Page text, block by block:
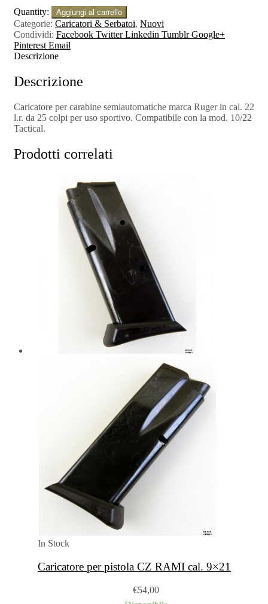
Quantity: Aggiungi al carrello
Categorie: Caricatori & Serbatoi, Nuovi
Condividi: Facebook Twitter Linkedin Tumblr Google+
Pinterest Email
Descrizione
Descrizione
Caricatore per carabine semiautomatiche marca Ruger in cal. 22
l.r. da 25 colpi per uso sportivo. Compatibile con la mod. 10/22
Tactical.
Prodotti correlati
In Stock
Caricatore per pistola CZ RAMI cal. 9×21
€54,00